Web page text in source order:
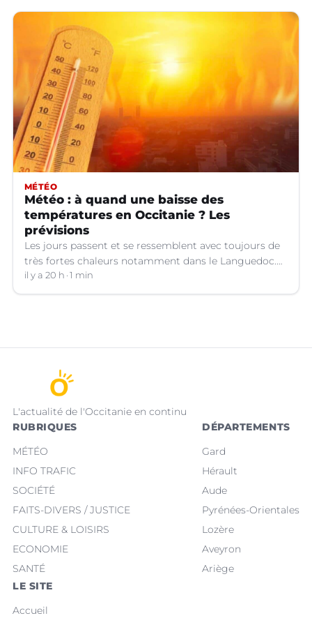
MÉTÉO
Météo : à quand une baisse des
températures en Occitanie ? Les
prévisions
Les jours passent et se ressemblent avec toujours de
très fortes chaleurs notamment dans le Languedoc.
Jusqu’à quand ?
il y a 20 h 1 min
L'actualité de l'Occitanie en continu
RUBRIQUES
MÉTÉO
INFO TRAFIC
SOCIÉTÉ
FAITS-DIVERS / JUSTICE
CULTURE & LOISIRS
ECONOMIE
SANTÉ
DÉPARTEMENTS
Gard
Hérault
Aude
Pyrénées-Orientales
Lozère
Aveyron
Ariège
LE SITE
Accueil